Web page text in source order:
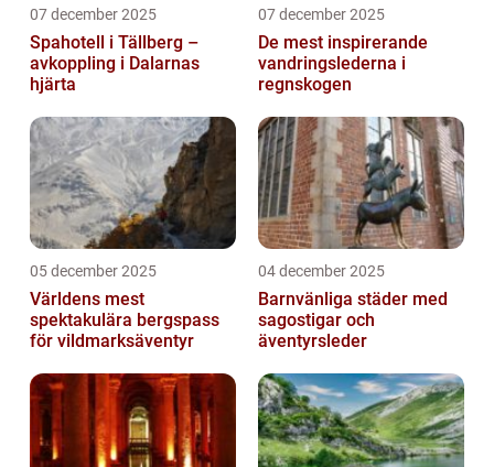
07 december 2025
Spahotell i Tällberg –
avkoppling i Dalarnas
hjärta
07 december 2025
De mest inspirerande
vandringslederna i
regnskogen
05 december 2025
Världens mest
spektakulära bergspass
för vildmarksäventyr
04 december 2025
Barnvänliga städer med
sagostigar och
äventyrsleder